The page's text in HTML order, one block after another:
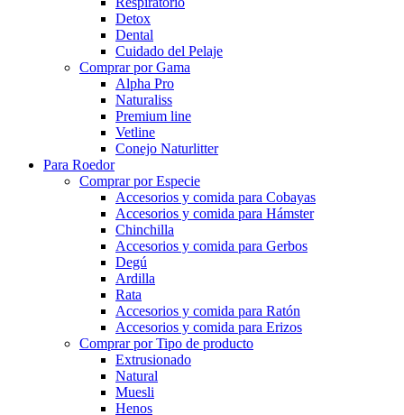
Detox
Dental
Cuidado del Pelaje
Comprar por Gama
Alpha Pro
Naturaliss
Premium line
Vetline
Conejo Naturlitter
Para Roedor
Comprar por Especie
Accesorios y comida para Cobayas
Accesorios y comida para Hámster
Chinchilla
Accesorios y comida para Gerbos
Degú
Ardilla
Rata
Accesorios y comida para Ratón
Accesorios y comida para Erizos
Comprar por Tipo de producto
Extrusionado
Natural
Muesli
Henos